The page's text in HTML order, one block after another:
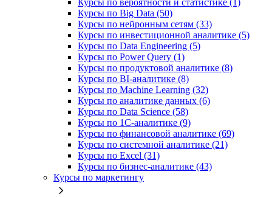
Курсы по вероятности и статистике (1)
Курсы по Big Data (50)
Курсы по нейронным сетям (33)
Курсы по инвестиционной аналитике (5)
Курсы по Data Engineering (5)
Курсы по Power Query (1)
Курсы по продуктовой аналитике (8)
Курсы по BI‑аналитике (8)
Курсы по Machine Learning (32)
Курсы по аналитике данных (6)
Курсы по Data Science (58)
Курсы по 1С‑аналитике (9)
Курсы по финансовой аналитике (69)
Курсы по системной аналитике (21)
Курсы по Excel (31)
Курсы по бизнес‑аналитике (43)
Курсы по маркетингу